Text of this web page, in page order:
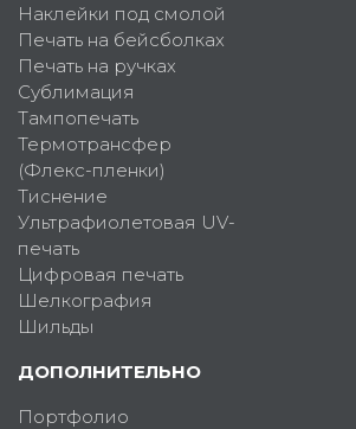
Наклейки под смолой
Печать на бейсболках
Печать на ручках
Сублимация
Тампопечать
Термотрансфер
(Флекс-пленки)
Тиснение
Ультрафиолетовая UV-
печать
Цифровая печать
Шелкография
Шильды
ДОПОЛНИТЕЛЬНО
Портфолио